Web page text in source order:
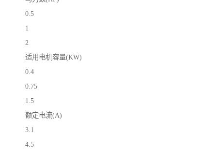
0.5
1
2
适用电机容量(KW)
0.4
0.75
1.5
额定电流(A)
3.1
4.5